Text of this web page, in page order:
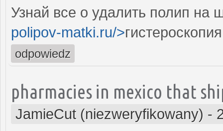
Узнай все о удалить полип на
polipov-matki.ru/>
odpowiedz
pharmacies in mexico that
JamieCut (niezweryfikowany) -